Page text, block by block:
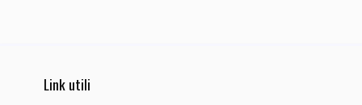
Link utili